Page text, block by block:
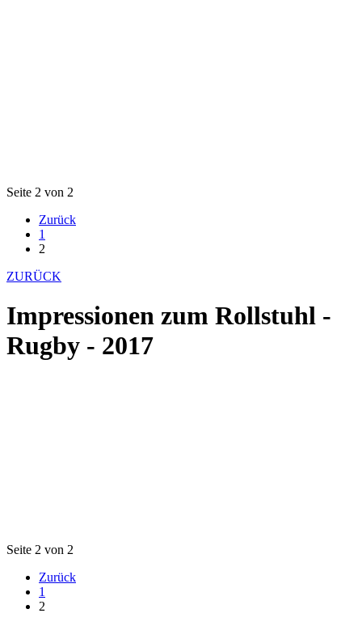
Seite 2 von 2
Zurück
1
2
ZURÜCK
Impressionen zum Rollstuhl -
Rugby - 2017
Seite 2 von 2
Zurück
1
2